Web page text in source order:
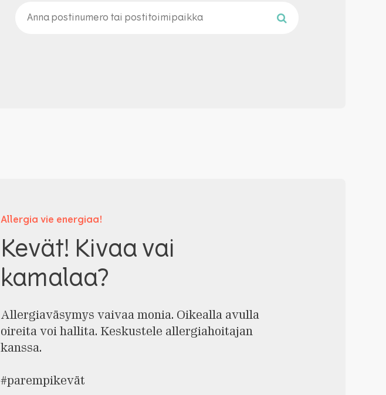
Allergia vie energiaa!
Kevät! Kivaa vai
kamalaa?
Allergiaväsymys vaivaa monia. Oikealla avulla
oireita voi hallita. Keskustele allergiahoitajan
kanssa.
#parempikevät